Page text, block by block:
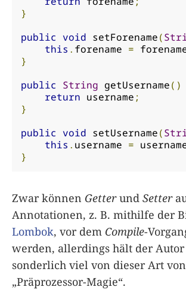
}
public void setForename(
this . forename =
}
public String getUsername()
return username ;
}
public void setUsername(
this . username =
}
Zwar können Getterund Setter
Annotationen, z. B. mithilfe der
Lombok, vor dem Compile-
werden, allerdings hält der
sonderlich viel von dieser Art von
„Präprozessor-Magie“.